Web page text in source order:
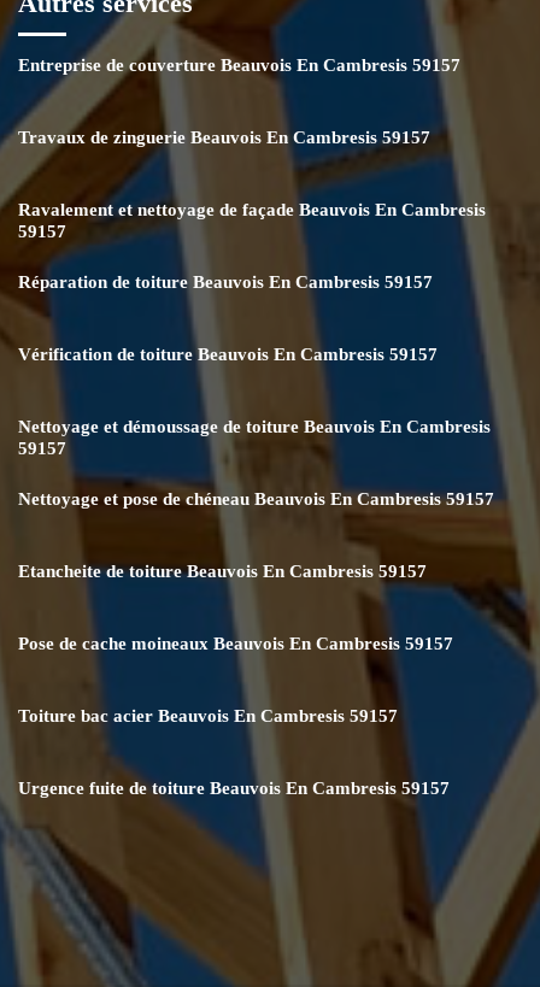
Entreprise de couverture Beauvois En Cambresis 59157
Travaux de zinguerie Beauvois En Cambresis 59157
Ravalement et nettoyage de façade Beauvois En Cambresis
59157
Réparation de toiture Beauvois En Cambresis 59157
Vérification de toiture Beauvois En Cambresis 59157
Nettoyage et démoussage de toiture Beauvois En Cambresis
59157
Nettoyage et pose de chéneau Beauvois En Cambresis 59157
Etancheite de toiture Beauvois En Cambresis 59157
Pose de cache moineaux Beauvois En Cambresis 59157
Toiture bac acier Beauvois En Cambresis 59157
Urgence fuite de toiture Beauvois En Cambresis 59157